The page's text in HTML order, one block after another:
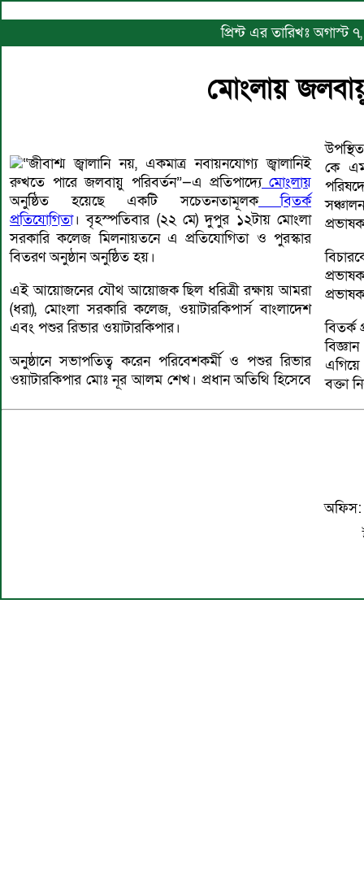
প্রিন্ট এর তারিখঃ
মোংলায়
“জীবাশ্ম জ্বালানি নয়, একমাত্র নবায়নযোগ্য জ্বালানিই
রুখতে পারে জলবায়ু পরিবর্তন”—এ প্রতিপাদ্যেমোংলায়
অনুষ্ঠিত হয়েছে একটি সচেতনতামূলকবিতর্ক
প্রতিযোগিতা। বৃহস্পতিবার (২২ মে) দুপুর ১২টায় মোংলা
সরকারি কলেজ মিলনায়তনে এ প্রতিযোগিতা ও পুরস্কার
বিতরণ অনুষ্ঠান অনুষ্ঠিত হয়।
এই আয়োজনের যৌথ আয়োজক ছিল ধরিত্রী রক্ষায় আমরা
(ধরা), মোংলা সরকারি কলেজ, ওয়াটারকিপার্স বাংলাদেশ
এবং পশুর রিভার ওয়াটারকিপার।
অনুষ্ঠানে সভাপতিত্ব করেন পরিবেশকর্মী ও পশুর রিভার
ওয়াটারকিপার মোঃ নূর আলম শেখ। প্রধান অতিথি হিসেবে
কে
বিতর্ক
বক্তা
অফিস: